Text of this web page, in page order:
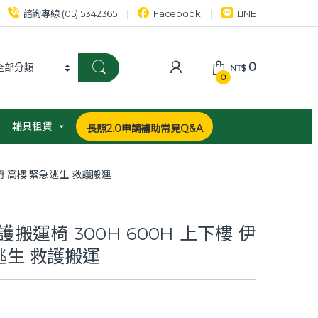
諮詢專線 (05) 5342365 Facebook LINE
0
NT$0
輔具租賃 長照2.0申請補助常見Q&A
樓 緊急逃生 救護搬運
搬運椅 300H 600H 上下樓 伊
生 救護搬運